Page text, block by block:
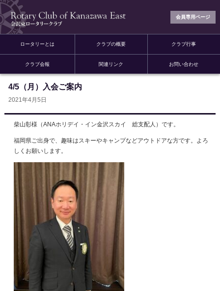
会員専用ページ
ロータリーとは クラブの概要 クラブ行事
クラブ会報 関連リンク お問い合わせ
4/5（月）入会ご案内
2021年4月5日
柴山彰様（ANAホリデイ・イン金沢スカイ 総支配人）です。
福岡県ご出身で、趣味はスキーやキャンプなどアウトドアな方です。よろ
しくお願いします。